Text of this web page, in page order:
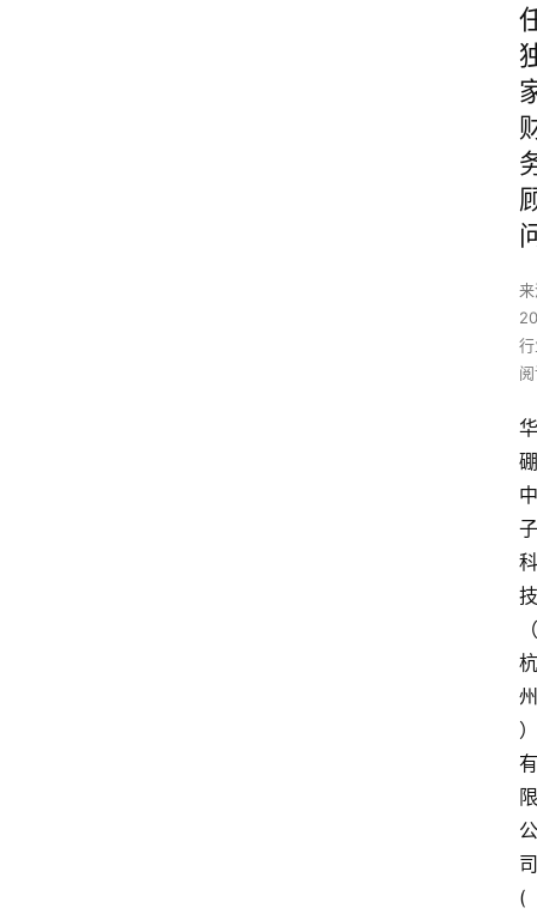
华
硼
中
子
科
技
（
杭
州
）
有
限
公
司
(